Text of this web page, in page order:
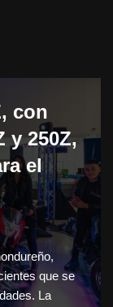
con
y 250Z,
el
que se
La